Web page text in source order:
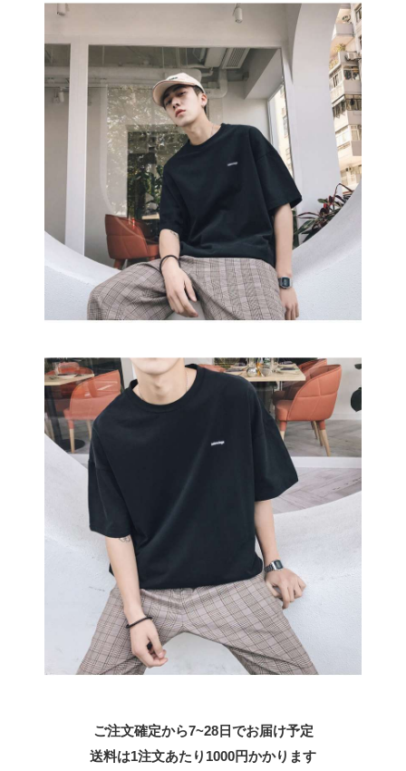
ご注文確定から7~28日でお届け予定
送料は1注文あたり 1000円かかります